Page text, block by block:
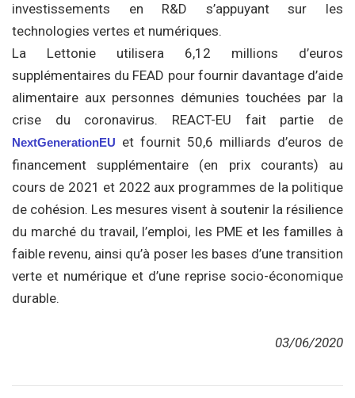
investissements en R&D s’appuyant sur les
technologies vertes et numériques.
La Lettonie utilisera 6,12 millions d’euros
supplémentaires du FEAD pour fournir davantage d’aide
alimentaire aux personnes démunies touchées par la
crise du coronavirus. REACT-EU fait partie de
NextGenerationEU et fournit 50,6 milliards d’euros de
financement supplémentaire (en prix courants) au
cours de 2021 et 2022 aux programmes de la politique
de cohésion. Les mesures visent à soutenir la résilience
du marché du travail, l’emploi, les PME et les familles à
faible revenu, ainsi qu’à poser les bases d’une transition
verte et numérique et d’une reprise socio-économique
durable.
03/06/2020